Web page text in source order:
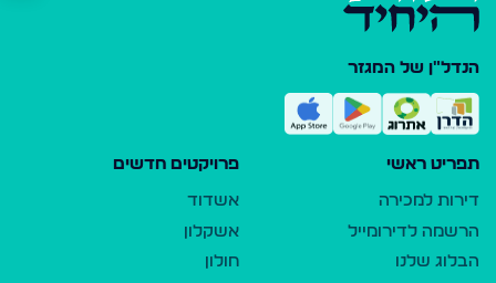
הנדל"ן של המגזר
תפריט ראשי
דירות למכירה
הרשמה לדירומייל
הבלוג שלנו
פרויקטים חדשים
אשדוד
אשקלון
חולון